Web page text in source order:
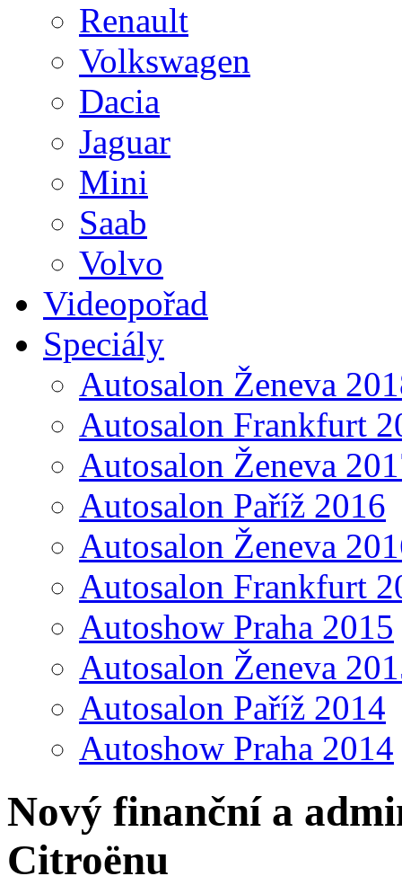
Renault
Volkswagen
Dacia
Jaguar
Mini
Saab
Volvo
Videopořad
Speciály
Autosalon Ženeva
Autosalon Frankfurt
Autosalon Ženeva
Autosalon Paříž 2016
Autosalon Ženeva
Autosalon Frankfurt
Autoshow Praha 2015
Autosalon Ženeva
Autosalon Paříž 2014
Autoshow Praha 2014
Nový finanční a
Citroënu